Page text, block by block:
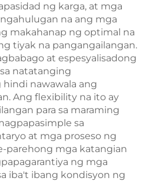
ng karga, at mga
na ang mga
makahanap ng optimal na
tiyak na pangangailangan.
at espesyalisadong
natatanging
nawawala ang
Ang flexibility na ito ay
para sa maraming
sa
at mga proseso ng
parehong mga katangian
ng mga
iba't ibang kondisyon ng